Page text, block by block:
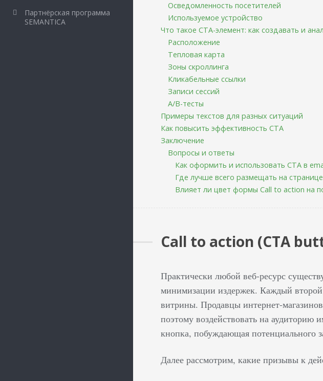
Осведомленность посетителей
Используемое устройство
Что такое CTA-элемент: как создавать и
Расположение
Тепловая карта
Зоны скроллинга
Кликабельные ссылки
Записи сессий
А/В-тесты
Примеры текстов для разных ситуаций
Как повысить эффективность СТА
Заключение
Вопросы и ответы
Как оформить и использовать CTA в
Где лучше всего размещать на
Влияет ли цвет формы Call to action на
Call to action (CTA
Практически любой веб-ресурс
минимизации издержек. Каждый
витрины. Продавцы интернет-
поэтому воздействовать на аудиторию
кнопка, побуждающая потенциального
Далее рассмотрим, какие призывы к
Партнёрская программа
SEMANTICA